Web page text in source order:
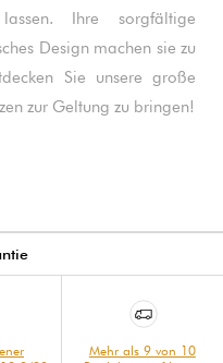
Ihre sorgfältige
Design machen sie zu
Sie unsere große
zur Geltung zu bringen!
Mehr als 9 von 10